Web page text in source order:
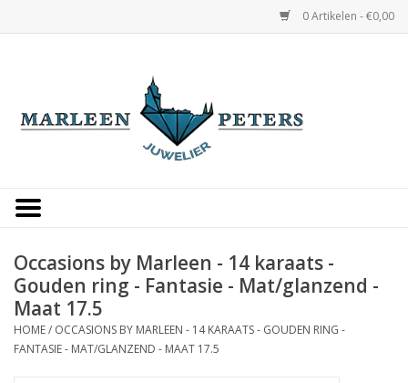
0 Artikelen - €0,00
Occasions
Trouwringen
Occasions by Marleen - 14 karaats -
Gouden ring - Fantasie - Mat/glanzend -
Maat 17.5
HOME/ OCCASIONS BY MARLEEN - 14 KARAATS - GOUDEN RING -
FANTASIE - MAT/GLANZEND - MAAT 17.5